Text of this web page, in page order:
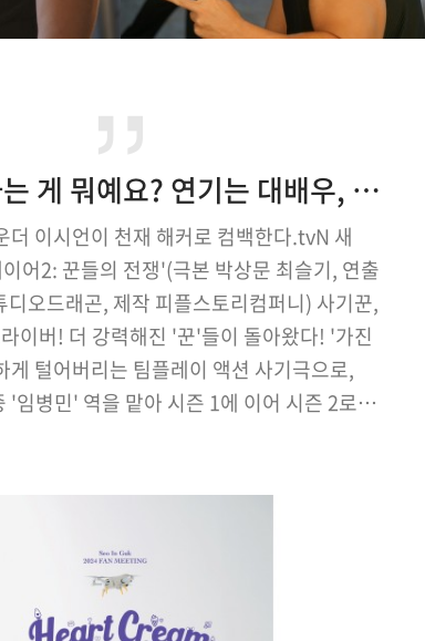
이시언, 못하는 게 뭐예요? 연기는 대배우, 예능은 웃음꾼
더 이시언이 천재 해커로 컴백한다.tvN 새
어2: 꾼들의 전쟁'(극본 박상문 최슬기, 연출
디오드래곤, 제작 피플스토리컴퍼니) 사기꾼,
이버! 더 강력해진 '꾼'들이 돌아왔다! '가진
게 털어버리는 팀플레이 액션 사기극으로,
'임병민' 역을 맡아 시즌 1에 이어 시즌 2로
보이지만, 작전 현장에선 진지…